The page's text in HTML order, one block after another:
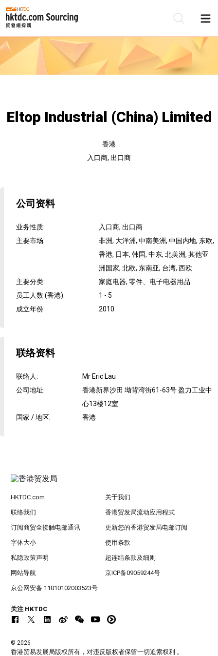
Eltop Industrial (China) Limited
香港
入口商, 出口商
公司资料
业务性质:
入口商, 出口商
主要市场:
非洲, 大洋洲, 中南美洲, 中国内地, 东欧,
香港, 日本, 韩国, 中东, 北美洲, 其他亚
洲国家, 北欧, 东南亚, 台湾, 西欧
主要分类:
家庭电器, 零件、电子电器用品
员工人数 (香港):
1 - 5
成立年份: 2010
联络资料
联络人:
Mr Eric Lau
公司地址:
香港新界沙田 坳背湾街61-63号 盈力工业中
心13楼12室
国家 / 地区: 香港
HKTDC.com 关于我们
联络我们 香港贸发局流动应用程式
订阅商贸全接触电邮通讯 更新您的香港贸发局电邮订阅
字体大小 使用条款
私隐政策声明 超连结条款及细则
网站导航 京ICP备09059244号
京公网安备 11010102003523号
关注 HKTDC
© 2026
香港贸易发展局版权所有，对违反版权者保留一切追索权利 。